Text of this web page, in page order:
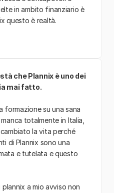
in ambito finanziario è
questo è realtà.
che Plannix è uno dei
mai fatto.
formazione su una sana
totalmente in Italia,
la vita perché
di Plannix sono una
e tutelata e questo
a mio avviso non